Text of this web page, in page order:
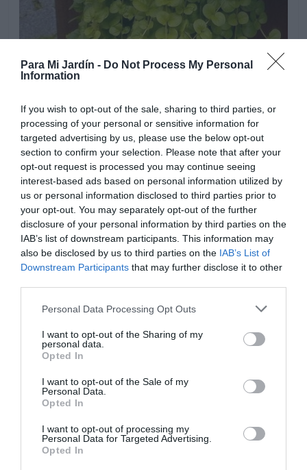
Para Mi Jardín - Do Not Process My Personal
Information
If you wish to opt-out of the sale, sharing to third parties, or
processing of your personal or sensitive information for
targeted advertising by us, please use the below opt-out
section to confirm your selection. Please note that after your
opt-out request is processed you may continue seeing
interest-based ads based on personal information utilized by
us or personal information disclosed to third parties prior to
your opt-out. You may separately opt-out of the further
disclosure of your personal information by third parties on the
IAB’s list of downstream participants. This information may
also be disclosed by us to third parties on the IAB’s List of
Downstream Participants that may further disclose it to other
Personal Data Processing Opt Outs
I want to opt-out of the Sharing of my
personal data.
Opted In
I want to opt-out of the Sale of my
Personal Data.
Opted In
I want to opt-out of processing my
Personal Data for Targeted Advertising.
Opted In
Riegos regulares en primavera y especialmente en
verano con temperaturas altas, el sustrato debe
sequía, disminuir los riegos en otoño y en invierno. Evitar
encharcar la tierra para evitar problemas con hongos y
los agujeros de drenaje.